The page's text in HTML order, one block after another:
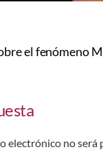
el fenómeno
electrónico no será